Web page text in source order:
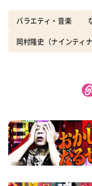
バラエティ・音楽
岡村隆史（ナインティナ